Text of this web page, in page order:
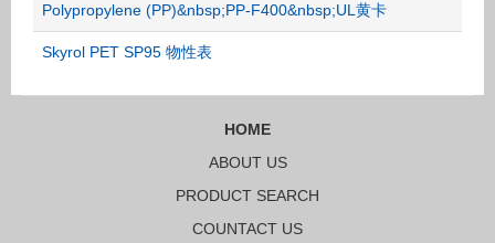
Polypropylene (PP)&nbsp;PP-F400&nbsp;UL黄卡
Skyrol PET SP95 物性表
HOME
ABOUT US
PRODUCT SEARCH
COUNTACT US